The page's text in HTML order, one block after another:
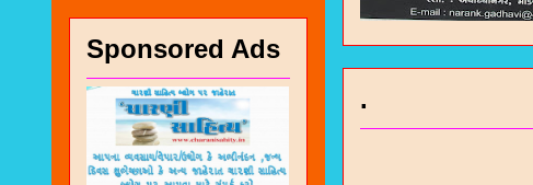
.
Sponsored Ads